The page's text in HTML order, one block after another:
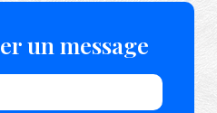
un message